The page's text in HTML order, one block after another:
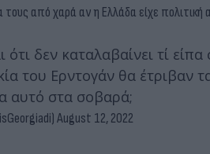
από χαρά αν η Ελλάδα είχε
δεν καταλαβαίνει τί είπα
του Ερντογάν θα έτριβαν
αυτό στα σοβαρά;
August 12, 2022